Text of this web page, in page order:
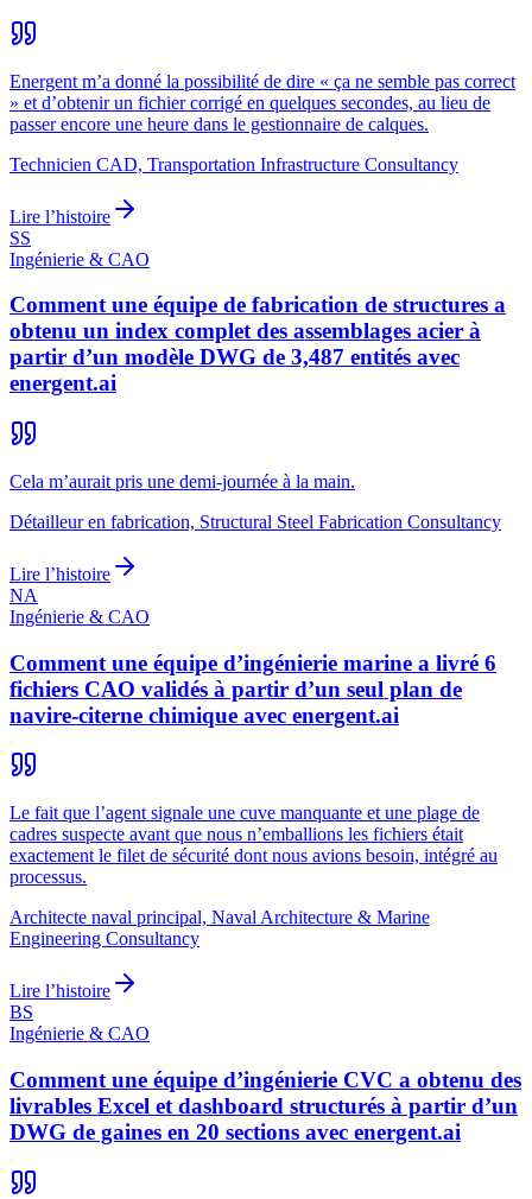
Energent m’a donné la possibilité de dire « ça ne semble pas correct
» et d’obtenir un fichier corrigé en quelques secondes, au lieu de
passer encore une heure dans le gestionnaire de calques.
Technicien CAD, Transportation Infrastructure Consultancy
Lire l’histoire
SS
Ingénierie & CAO
Comment une équipe de fabrication de structures a
obtenu un index complet des assemblages acier à
partir d’un modèle DWG de 3,487 entités avec
energent.ai
Cela m’aurait pris une demi-journée à la main.
Détailleur en fabrication, Structural Steel Fabrication Consultancy
Lire l’histoire
NA
Ingénierie & CAO
Comment une équipe d’ingénierie marine a livré 6
fichiers CAO validés à partir d’un seul plan de
navire-citerne chimique avec energent.ai
Le fait que l’agent signale une cuve manquante et une plage de
cadres suspecte avant que nous n’emballions les fichiers était
exactement le filet de sécurité dont nous avions besoin, intégré au
processus.
Architecte naval principal, Naval Architecture & Marine
Engineering Consultancy
Lire l’histoire
BS
Ingénierie & CAO
Comment une équipe d’ingénierie CVC a obtenu des
livrables Excel et dashboard structurés à partir d’un
DWG de gaines en 20 sections avec energent.ai